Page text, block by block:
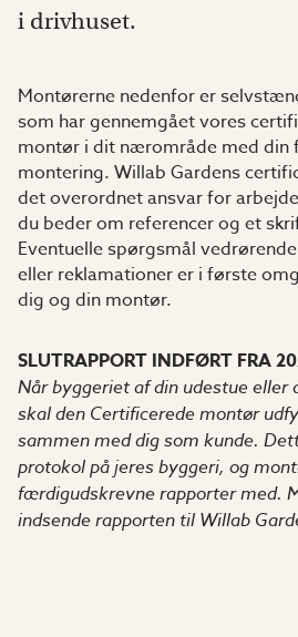
i drivhuset.
Montørerne nedenfor er
som har gennemgået vores
montør i dit nærområde med din
montering. Willab Gardens
det overordnet ansvar for
du beder om referencer og et
Eventuelle spørgsmål
eller reklamationer er i første
dig og din montør.
SLUTRAPPORT INDFØRT FRA
Når byggeriet af din udestue
skal den Certificerede montør
sammen med dig som kunde.
protokol på jeres byggeri, og
færdigudskrevne rapporter med.
indsende rapporten til Willab